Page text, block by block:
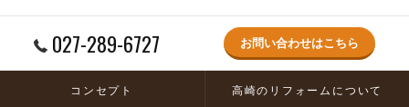
027-289-6727 お問い合わせはこちら
コンセプト 高崎のリフォームについて